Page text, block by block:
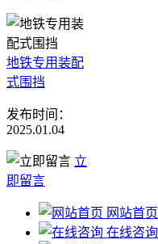
地铁专用装配
式围挡
发布时间：
2025.01.04
立
即留言
网站首页
在线咨询